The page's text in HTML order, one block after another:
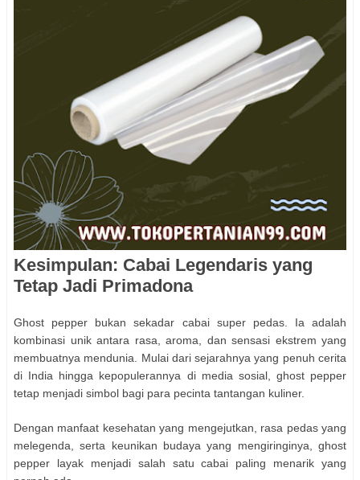
Kesimpulan: Cabai Legendaris yang
Tetap Jadi Primadona
Ghost pepper bukan sekadar cabai super pedas. Ia adalah
kombinasi unik antara rasa, aroma, dan sensasi ekstrem yang
membuatnya mendunia. Mulai dari sejarahnya yang penuh cerita
di India hingga kepopulerannya di media sosial, ghost pepper
tetap menjadi simbol bagi para pecinta tantangan kuliner.
Dengan manfaat kesehatan yang mengejutkan, rasa pedas yang
melegenda, serta keunikan budaya yang mengiringinya, ghost
pepper layak menjadi salah satu cabai paling menarik yang